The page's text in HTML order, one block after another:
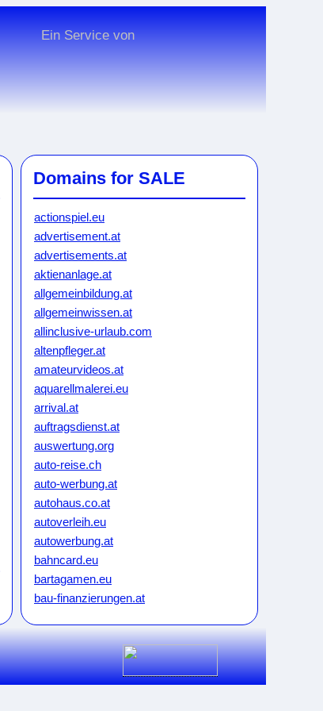
Ein Service von
Domains for SALE
actionspiel.eu
advertisement.at
advertisements.at
aktienanlage.at
allgemeinbildung.at
allgemeinwissen.at
allinclusive-urlaub.com
altenpfleger.at
amateurvideos.at
aquarellmalerei.eu
arrival.at
auftragsdienst.at
auswertung.org
auto-reise.ch
auto-werbung.at
autohaus.co.at
autoverleih.eu
autowerbung.at
bahncard.eu
bartagamen.eu
bau-finanzierungen.at
bikeweb.de
bluecard.at
blumenkauf.at